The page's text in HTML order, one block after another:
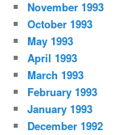
November 1993
October 1993
May 1993
April 1993
March 1993
February 1993
January 1993
December 1992